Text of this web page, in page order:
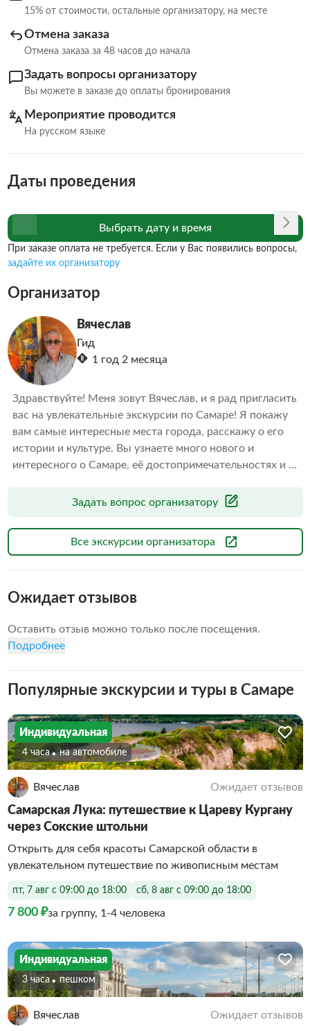
15% от стоимости, остальные организатору, на месте
Отмена заказа
Отмена заказа за 48 часов до начала
Задать вопросы организатору
Вы можете в заказе до оплаты бронирования
Мероприятие проводится
На русском языке
Даты проведения
Выбрать дату и время
При заказе оплата не требуется. Если у Вас появились вопросы,
задайте их организатору
Организатор
Вячеслав
Гид
1 год 2 месяца
Здравствуйте! Меня зовут Вячеслав, и я рад пригласить
вас на увлекательные экскурсии по Самаре! Я покажу
вам самые интересные места города, расскажу о его
истории и культуре. Вы узнаете много нового и
интересного о Самаре, её достопримечательностях и
время и по разным маршрутам. Я подстроюсь под ваши
познакомиться с Самарой поближе и откройте для себя
этот прекрасный город!
Задать вопрос организатору
Все экскурсии организатора
Ожидает отзывов
Оставить отзыв можно только после посещения.
Подробнее
Популярные экскурсии и туры в Самаре
Индивидуальная
4 часа На автомобиле
Вячеслав Ожидает отзывов
Самарская Лука: путешествие к Цареву Кургану
через Сокские штольни
Открыть для себя красоты Самарской области в
увлекательном путешествие по живописным местам
пт, 7 авг с 09:00 до 18:00 сб, 8 авг с 09:00 до 18:00
7 800 ₽за группу, 1-4 человека
Индивидуальная
3 часа Пешком
Вячеслав Ожидает отзывов